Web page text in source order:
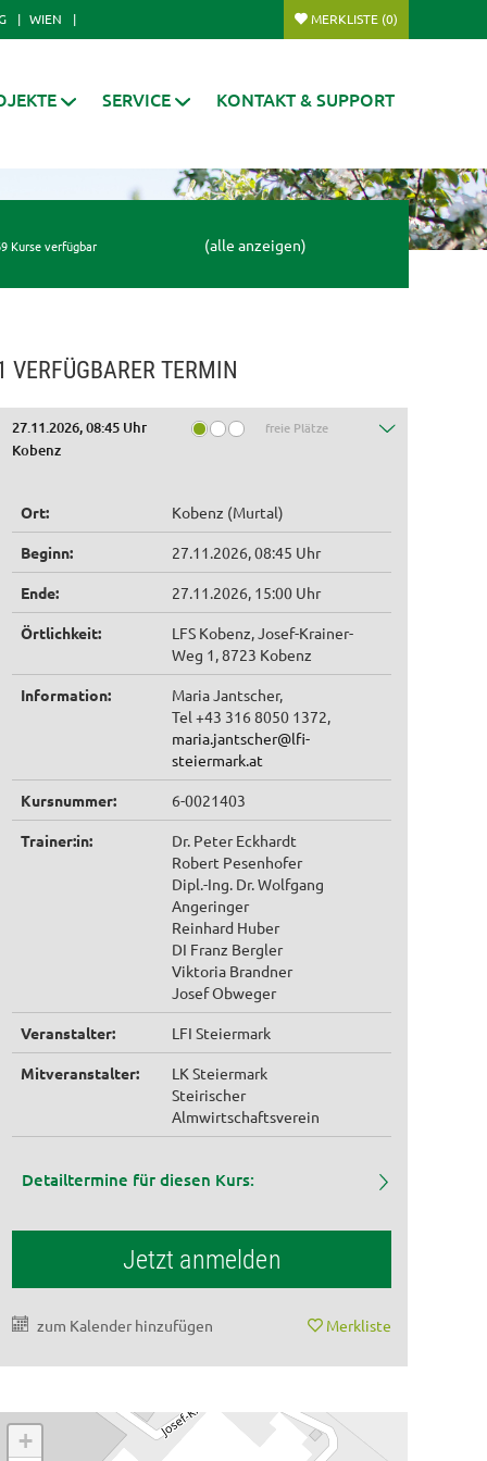
WIEN MERKLISTE (0)
SERVICE KONTAKT & SUPPORT
Kurse verfügbar (alle anzeigen)
VERFÜGBARER TERMIN
27.11.2026, 08:45 Uhr freie Plätze
Kobenz
Ort: Kobenz (Murtal)
Beginn: 27.11.2026, 08:45 Uhr
Ende: 27.11.2026, 15:00 Uhr
Örtlichkeit:
LFS Kobenz, Josef-Krainer-
Weg 1, 8723 Kobenz
Information:
Maria Jantscher,
Tel +43 316 8050 1372,
maria.jantscher@lfi-
steiermark.at
Kursnummer: 6-0021403
Trainer:in:
Dr. Peter Eckhardt
Robert Pesenhofer
Dipl.-Ing. Dr. Wolfgang
Angeringer
Reinhard Huber
DI Franz Bergler
Viktoria Brandner
Josef Obweger
Veranstalter: LFI Steiermark
Mitveranstalter:
LK Steiermark
Steirischer
Almwirtschaftsverein
Detailtermine für diesen Kurs:
Jetzt anmelden
zum Kalender hinzufügen Merkliste
+